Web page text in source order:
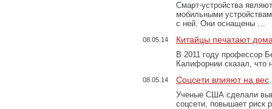
Смарт-устройства
мобильными
с ней. Они оснащены …
08.05.14 Китайцы печатают
В 2011 году профессор
Калифорнии сказал, что
08.05.14 Соцсети влияют на вес
Ученые США сделали
соцсети, повышает риск